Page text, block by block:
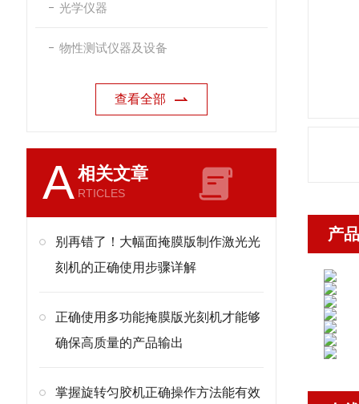
光学仪器
物性测试仪器及设备
查看全部
A相关文章
RTICLES
别再错了！大幅面掩膜版制作激光光
刻机的正确使用步骤详解
正确使用多功能掩膜版光刻机才能够
确保高质量的产品输出
掌握旋转匀胶机正确操作方法能有效
产